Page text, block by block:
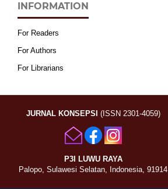
INFORMATION
For Readers
For Authors
For Librarians
JURNAL KONSEPSI (ISSN 2301-4059)
P3I LUWU RAYA
Palopo, Sulawesi Selatan, Indonesia, 91914